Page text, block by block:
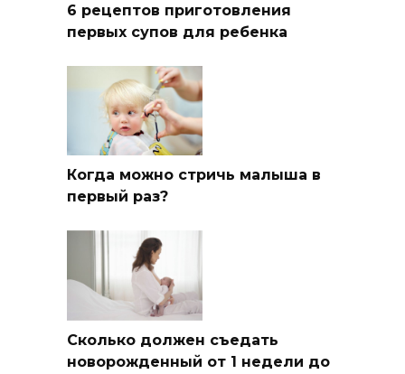
6 рецептов приготовления
первых супов для ребенка
Когда можно стричь малыша в
первый раз?
Сколько должен съедать
новорожденный от 1 недели до